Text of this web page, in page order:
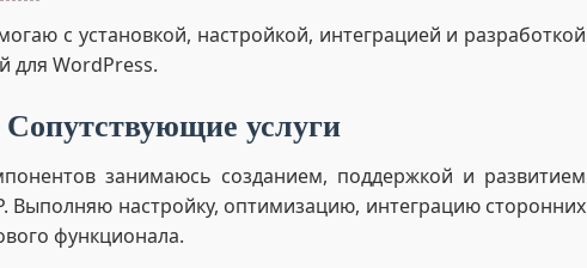
с установкой, настройкой, интеграцией и разработкой
для WordPress.
Сопутствующие услуги
занимаюсь созданием, поддержкой и развитием
Выполняю настройку, оптимизацию, интеграцию сторонних
функционала.